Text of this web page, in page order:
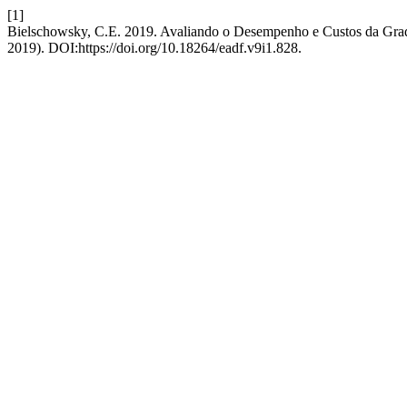
[1]
Bielschowsky, C.E. 2019. Avaliando o Desempenho e Custos da
2019). DOI:https://doi.org/10.18264/eadf.v9i1.828.